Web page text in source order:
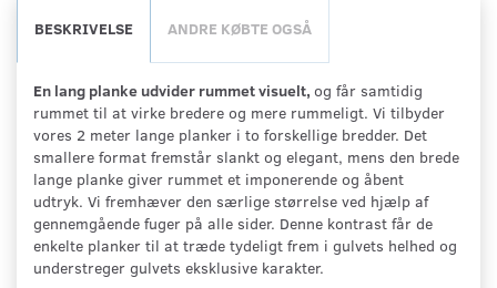
BESKRIVELSE ANDRE KØBTE OGSÅ
En lang planke udvider rummet visuelt, og får samtidig
rummet til at virke bredere og mere rummeligt. Vi tilbyder
vores 2 meter lange planker i to forskellige bredder. Det
smallere format fremstår slankt og elegant, mens den brede
lange planke giver rummet et imponerende og åbent
udtryk. Vi fremhæver den særlige størrelse ved hjælp af
gennemgående fuger på alle sider. Denne kontrast får de
enkelte planker til at træde tydeligt frem i gulvets helhed og
understreger gulvets eksklusive karakter.